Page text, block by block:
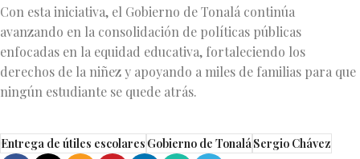
Con esta iniciativa, el Gobierno de Tonalá continúa
avanzando en la consolidación de políticas públicas
enfocadas en la equidad educativa, fortaleciendo los
derechos de la niñez y apoyando a miles de familias para que
ningún estudiante se quede atrás.
Entrega de útiles escolaresGobierno de TonaláSergio Chávez